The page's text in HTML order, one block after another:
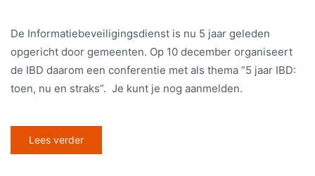
De Informatiebeveiligingsdienst is nu 5 jaar geleden
opgericht door gemeenten. Op 10 december organiseert
de IBD daarom een conferentie met als thema ”5 jaar IBD:
toen, nu en straks”. Je kunt je nog aanmelden.
Lees verder